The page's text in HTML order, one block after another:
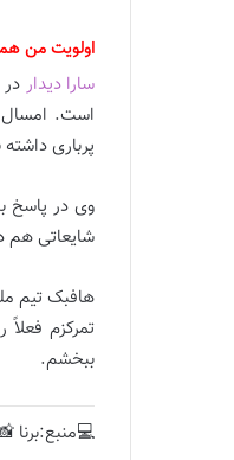
اولویت من
سارا دیدار
است. امسال
پرباری
وی در پاسخ
شایعاتی هم
هافبک تیم
تمرکزم
ببخشم.